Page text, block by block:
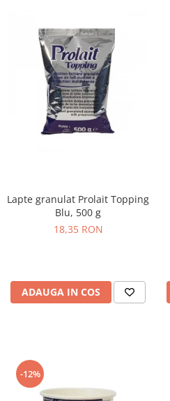
Lapte granulat Prolait Topping
Blu, 500 g
18,35 RON
ADAUGA IN COS
-12%